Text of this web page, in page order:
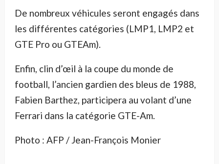
De nombreux véhicules seront engagés dans
les différentes catégories (LMP1, LMP2 et
GTE Pro ou GTEAm).
Enfin, clin d’œil à la coupe du monde de
football, l’ancien gardien des bleus de 1988,
Fabien Barthez, participera au volant d’une
Ferrari dans la catégorie GTE-Am.
Photo : AFP / Jean-François Monier